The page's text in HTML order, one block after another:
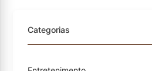
Categorias